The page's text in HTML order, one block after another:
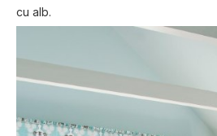
cu alb.